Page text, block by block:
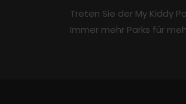
Treten Sie der My Kiddy
Immer mehr Parks für